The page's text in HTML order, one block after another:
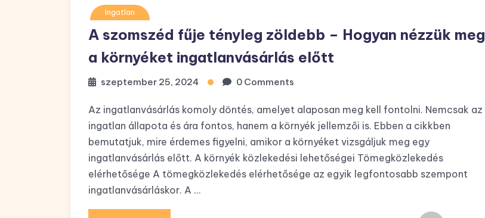
Ingatlan
A szomszéd fűje tényleg zöldebb – Hogyan nézzük meg
a környéket ingatlanvásárlás előtt
szeptember 25, 2024 0 Comments
Az ingatlanvásárlás komoly döntés, amelyet alaposan meg kell fontolni. Nemcsak az
ingatlan állapota és ára fontos, hanem a környék jellemzői is. Ebben a cikkben
bemutatjuk, mire érdemes figyelni, amikor a környéket vizsgáljuk meg egy
ingatlanvásárlás előtt. A környék közlekedési lehetőségei Tömegközlekedés
elérhetősége A tömegközlekedés elérhetősége az egyik legfontosabb szempont
ingatlanvásárláskor. A …